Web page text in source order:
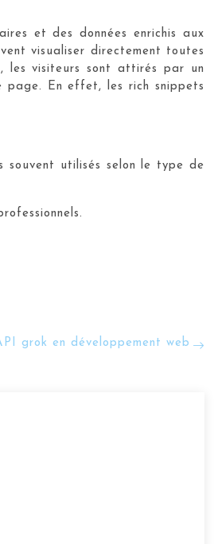
et des données enrichis aux
visualiser directement toutes
les visiteurs sont attirés par un
page. En effet, les rich snippets
souvent utilisés selon le type de
grok en développement web